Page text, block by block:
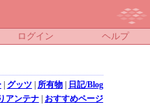
ログイン ヘルプ
| グッツ| 所有物|
日記/Blog
アンテナ| おすすめページ